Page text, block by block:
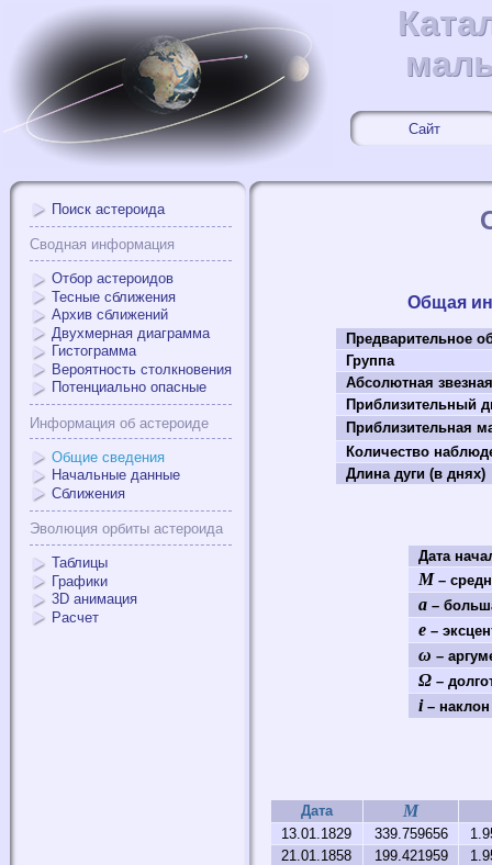
Сайт
Поиск астероида
Сводная информация
Отбор астероидов
Тесные сближения
Архив сближений
Двухмерная диаграмма
Гистограмма
Вероятность столкновения
Потенциально опасные
Информация об астероиде
Общие сведения
Начальные данные
Сближения
Эволюция орбиты астероида
Таблицы
Графики
3D анимация
Расчет
Общая
Предварительное
Группа
Абсолютная
Приблизительный
Приблизительная
Количество
Длина дуги (в днях)
Дата
M –
a–
e–
ω –
Ω–
i– наклон
Дата M
13.01.1829 339.759656
21.01.1858
199.421959